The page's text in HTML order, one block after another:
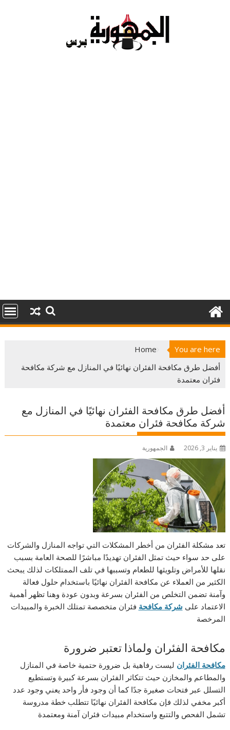
You are here
Home
أفضل طرق مكافحة الفئران نهائيًا في المنازل مع شركة مكافحة
فئران معتمدة
أفضل طرق مكافحة الفئران نهائيًا في المنازل مع
شركة مكافحة فئران معتمدة
يناير 3, 2026 الجمهورية
تعد مشكلة الفئران من أخطر المشكلات التي تواجه المنازل والشركات
على حد سواء حيث تمثل الفئران تهديدًا مباشرًا للصحة العامة بسبب
نقلها للأمراض وتلويثها للطعام وتسببها في تلف الممتلكات لذلك يبحث
الكثير من العملاء عن مكافحة الفئران نهائيًا باستخدام حلول فعالة
وآمنة تضمن التخلص من الفئران بسرعة وبدون عودة وهنا تظهر أهمية
الاعتماد على شركة مكافحة فئران متخصصة تمتلك الخبرة والمبيدات
المرخصة
مكافحة الفئران ولماذا تعتبر ضرورة
مكافحة الفئران ليست رفاهية بل ضرورة حتمية خاصة في المنازل
والمطاعم والمخازن حيث تتكاثر الفئران بسرعة كبيرة وتستطيع
التسلل عبر فتحات صغيرة جدًا كما أن وجود فأر واحد يعني وجود عدد
أكبر مخفي لذلك فإن مكافحة الفئران نهائيًا تتطلب خطة مدروسة
تشمل الفحص والتتبع واستخدام مبيدات فئران آمنة ومعتمدة